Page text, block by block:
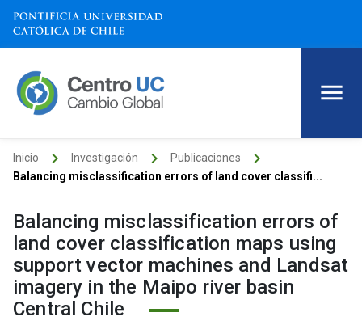
Inicio keyboard_arrow_right Investigación keyboard_arrow_right Publicaciones keyboard_arrow_right
Balancing misclassification errors of land cover classifi...
Balancing misclassification errors of
land cover classification maps using
support vector machines and Landsat
imagery in the Maipo river basin
Central Chile